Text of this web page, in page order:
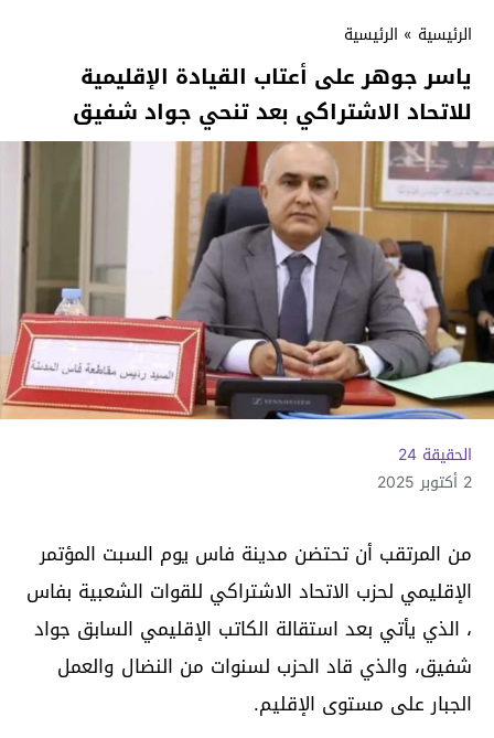
الرئيسية » الرئيسية
ياسر جوهر على أعتاب القيادة الإقليمية
للاتحاد الاشتراكي بعد تنحي جواد شفيق
الحقيقة 24
2 أكتوبر 2025
من المرتقب أن تحتضن مدينة فاس يوم السبت المؤتمر
الإقليمي لحزب الاتحاد الاشتراكي للقوات الشعبية بفاس
، الذي يأتي بعد استقالة الكاتب الإقليمي السابق جواد
شفيق، والذي قاد الحزب لسنوات من النضال والعمل
الجبار على مستوى الإقليم.